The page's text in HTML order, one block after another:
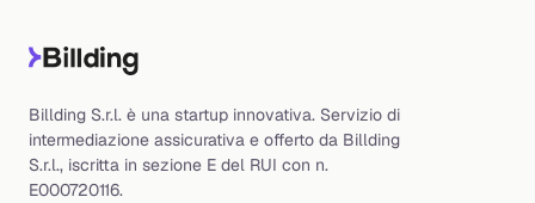
Billding S.r.l. è una startup innovativa. Servizio di
intermediazione assicurativa e offerto da Billding
S.r.l., iscritta in sezione E del RUI con n.
E000720116.